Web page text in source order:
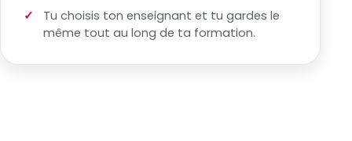
Tu choisis ton enseignant et tu gardes le
même tout au long de ta formation.